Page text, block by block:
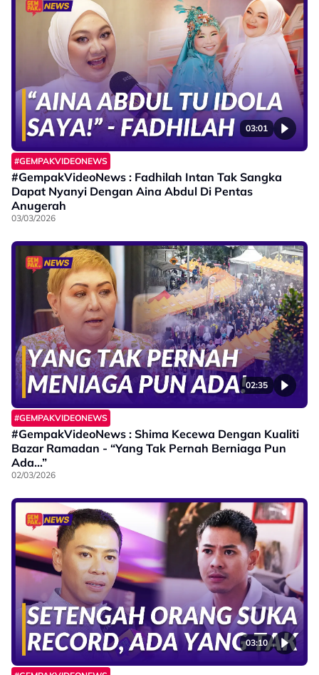
03:01
#GEMPAKVIDEONEWS
#GempakVideoNews : Fadhilah Intan Tak Sangka
Dapat Nyanyi Dengan Aina Abdul Di Pentas
Anugerah
03/03/2026
02:35
#GEMPAKVIDEONEWS
#GempakVideoNews : Shima Kecewa Dengan Kualiti
Bazar Ramadan - “Yang Tak Pernah Berniaga Pun
Ada…”
02/03/2026
03:10